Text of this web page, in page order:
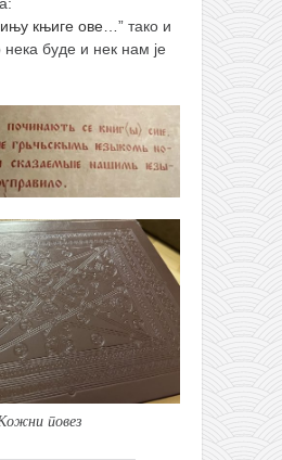
књиге ове… ” тако и
нека буде и нек нам је
повез